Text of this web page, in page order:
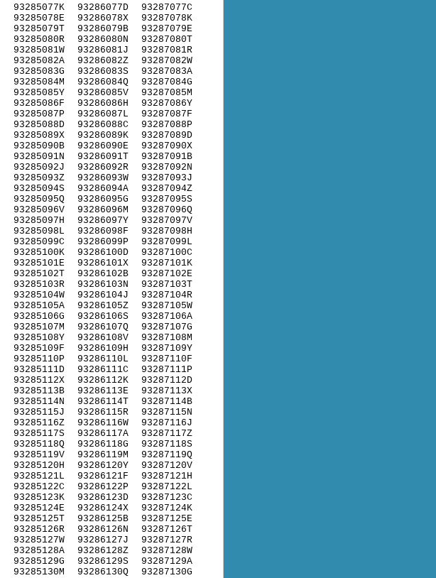
93285077K
93285078E
93285079T
93285080R
93285081W
93285082A
93285083G
93285084M
93285085Y
93285086F
93285087P
93285088D
93285089X
93285090B
93285091N
93285092J
93285093Z
93285094S
93285095Q
93285096V
93285097H
93285098L
93285099C
93285100K
93285101E
93285102T
93285103R
93285104W
93285105A
93285106G
93285107M
93285108Y
93285109F
93285110P
93285111D
93285112X
93285113B
93285114N
93285115J
93285116Z
93285117S
93285118Q
93285119V
93285120H
93285121L
93285122C
93285123K
93285124E
93285125T
93285126R
93285127W
93285128A
93285129G
93285130M
93286077D
93286078X
93286079B
93286080N
93286081J
93286082Z
93286083S
93286084Q
93286085V
93286086H
93286087L
93286088C
93286089K
93286090E
93286091T
93286092R
93286093W
93286094A
93286095G
93286096M
93286097Y
93286098F
93286099P
93286100D
93286101X
93286102B
93286103N
93286104J
93286105Z
93286106S
93286107Q
93286108V
93286109H
93286110L
93286111C
93286112K
93286113E
93286114T
93286115R
93286116W
93286117A
93286118G
93286119M
93286120Y
93286121F
93286122P
93286123D
93286124X
93286125B
93286126N
93286127J
93286128Z
93286129S
93286130Q
93287077C
93287078K
93287079E
93287080T
93287081R
93287082W
93287083A
93287084G
93287085M
93287086Y
93287087F
93287088P
93287089D
93287090X
93287091B
93287092N
93287093J
93287094Z
93287095S
93287096Q
93287097V
93287098H
93287099L
93287100C
93287101K
93287102E
93287103T
93287104R
93287105W
93287106A
93287107G
93287108M
93287109Y
93287110F
93287111P
93287112D
93287113X
93287114B
93287115N
93287116J
93287117Z
93287118S
93287119Q
93287120V
93287121H
93287122L
93287123C
93287124K
93287125E
93287126T
93287127R
93287128W
93287129A
93287130G